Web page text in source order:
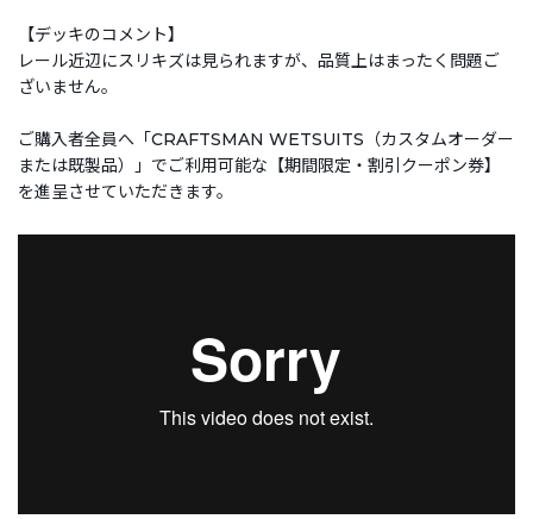
【デッキのコメント】
レール近辺にスリキズは見られますが、品質上はまったく問題ご
ざいません。
ご購入者全員へ「CRAFTSMAN WETSUITS（カスタムオーダー
または既製品）」でご利用可能な【期間限定・割引クーポン券】
を進呈させていただきます。